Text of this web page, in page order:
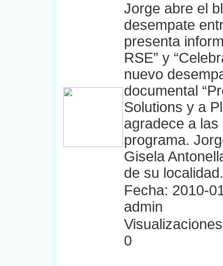
Jorge abre el
desempate
presenta
RSE” y
nuevo
documental
Solutions y a
agradece a
programa.
Gisela
de su localidad.
Fecha: 2010-
admin
0